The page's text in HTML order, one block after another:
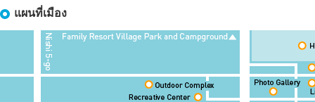
แผนที่เมือง